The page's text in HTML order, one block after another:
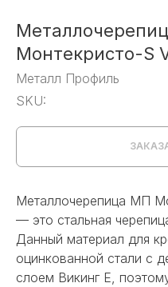
Монтекристо-S
Металл Профиль
SKU:
Металлочерепица МП
— это стальная
Данный материал для
оцинкованной стали с
слоем Викинг Е,